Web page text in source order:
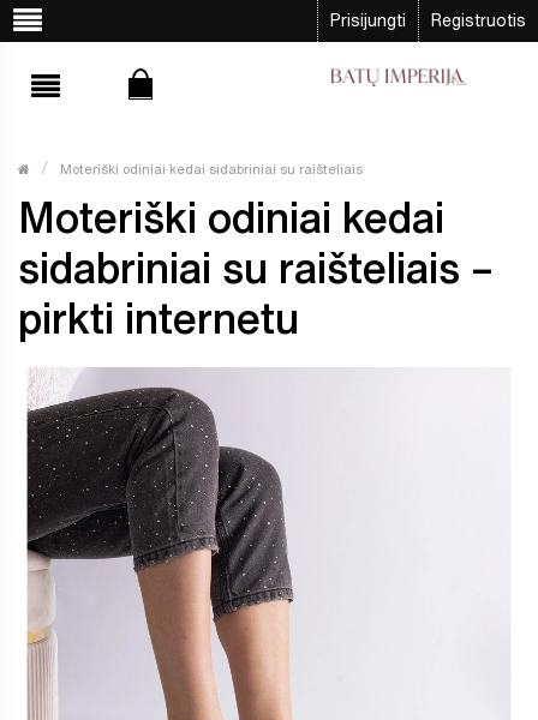
Prisijungti Registruotis
Moteriški odiniai kedai sidabriniai su raišteliais
Moteriški odiniai kedai
sidabriniai su raišteliais –
pirkti internetu